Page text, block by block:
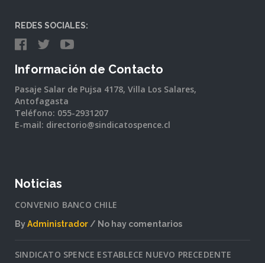
REDES SOCIALES:
Información de Contacto
Pasaje Salar de Pujsa 4178, Villa Los Salares,
Antofagasta
Teléfono: 055-2931207
E-mail: directorio@sindicatospence.cl
Noticias
CONVENIO BANCO CHILE
ByAdministrador
No hay comentarios
BANCO
SINDICATO SPENCE ESTABLECE NUEVO PRECEDENTE